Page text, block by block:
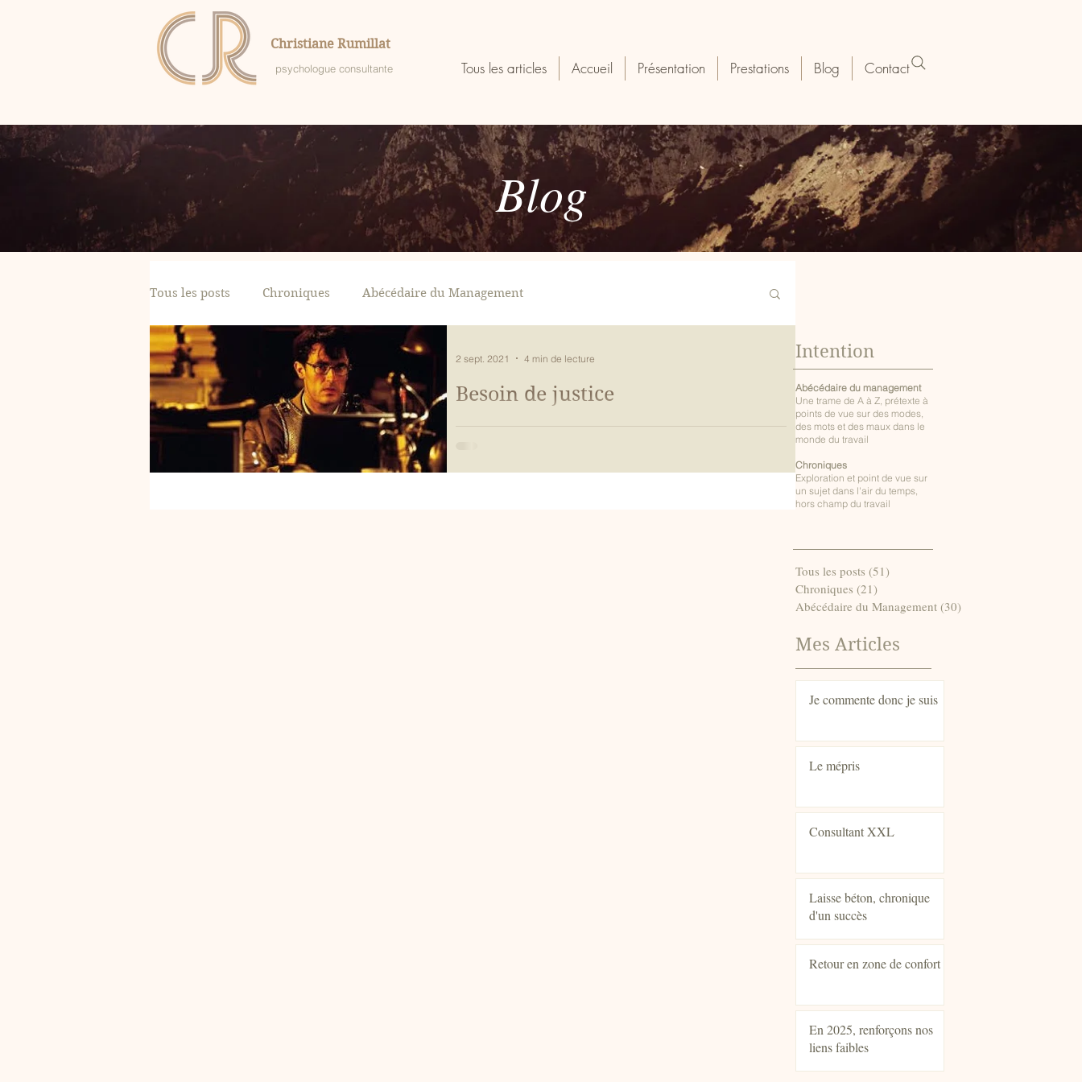
Christiane Rumillat
psychologue consultante Tous les articles Accueil Présentation Prestations Blog Contact
Blog
Tous les posts Chroniques Abécédaire du Management
Besoin de justice
2 sept. 2021 4 min de lecture Intention
Abécédaire du management
Une trame de A à Z, prétexte à
points de vue sur des modes,
des mots et des maux dans le
monde du travail
Chroniques
Exploration et point de vue sur
un sujet dans l'air du temps,
hors champ du travail
Tous les posts (51)
Chroniques (21)
Abécédaire du Management (30)
Mes Articles
Je commente donc je suis
Le mépris
Consultant XXL
Laisse béton, chronique
d'un succès
Retour en zone de confort
En 2025, renforçons nos
liens faibles